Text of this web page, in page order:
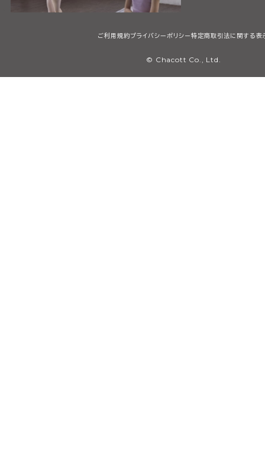
ご利用規約プライバシーポリシー特定商取引法に関する表
© Chacott Co., Ltd.